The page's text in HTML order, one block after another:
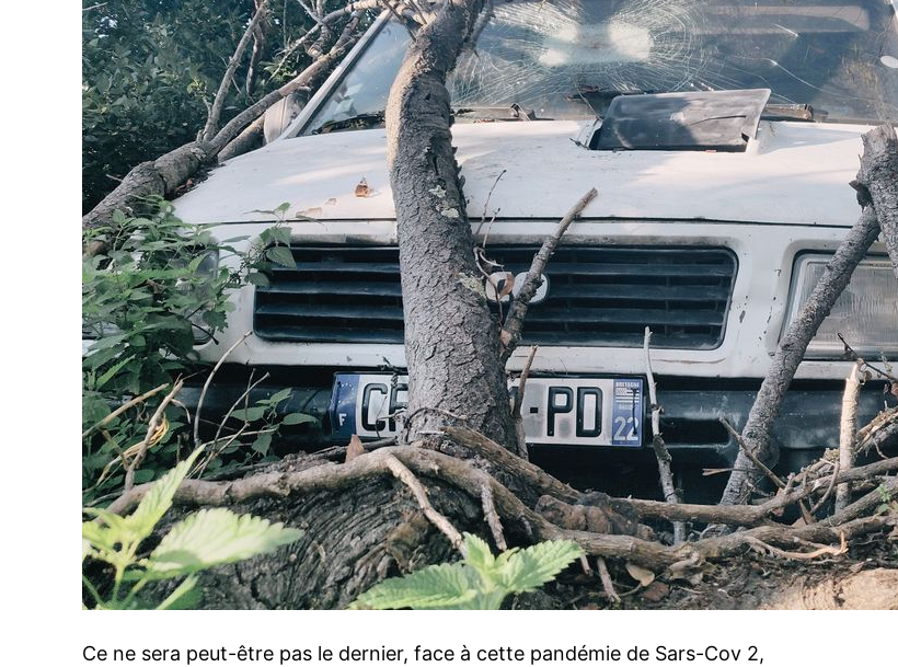
Ce ne sera peut-être pas le dernier, face à cette pandémie de Sars-Cov 2,